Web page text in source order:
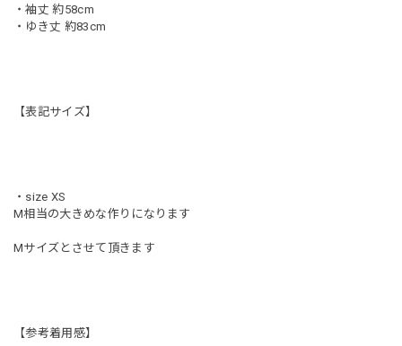
・袖丈 約58cm
・ゆき丈 約83cm
【表記サイズ】
・size XS
M相当の大きめな作りになります
Mサイズとさせて頂きます
【参考着用感】